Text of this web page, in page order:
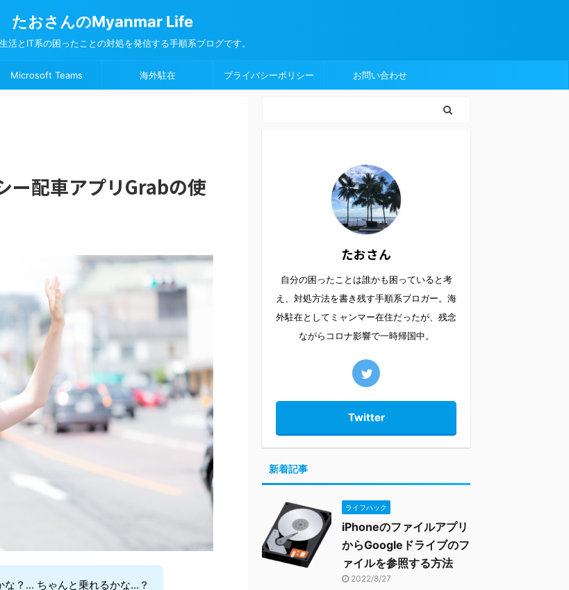
たおさんのMyanmar Life
活とIT系の困ったことの対処を発信する手順系ブログです。
Microsoft Teams 海外駐在 プライバシーポリシー お問い合わせ
ー配車アプリGrabの使
？... ちゃんと乗れるかな...？
たおさん
自分の困ったことは誰かも困っていると考
え、対処方法を書き残す手順系ブロガー。海
外駐在としてミャンマー在住だったが、残念
ながらコロナ影響で一時帰国中。
Twitter
新着記事
ライフハック
iPhoneのファイルアプリ
からGoogleドライブのフ
ァイルを参照する方法
2022/8/27